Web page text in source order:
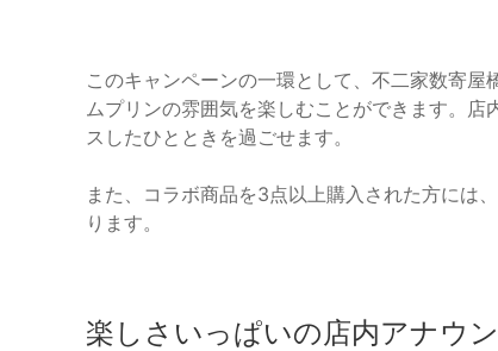
このキャンペーンの一環として、不二家数寄
ムプリンの雰囲気を楽しむことができます。
スしたひとときを過ごせます。
また、コラボ商品を3点以上購入された方には
ります。
楽しさいっぱいの店内アナウ